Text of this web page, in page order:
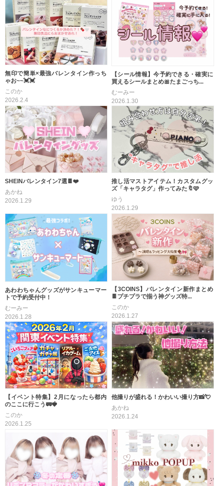
無印で簡単×最強バレンタイン作っち
ゃお~~💓💓
このか
2026.2.4
【シール情報】今予約できる・確実に
買えるシールまとめ🎀たまごっち...
むーみー
2026.1.30
SHEINバレンタイン7選🍫❤️
あかね
2026.1.29
推し活マストアイテム！カスタムグッ
ズ「キャラタグ」作ってみた🔖🩷
ゆう
2026.1.29
あわわちゃんグッズがサンキューマー
トで予約受付中！
むーみー
2026.1.28
【3COINS】バレンタイン新作まとめ
🍫プチプラで揃う神グッズ特...
このか
2026.1.27
【イベント特集】2月になったら都内
のここに行こう🚃🍓
このか
2026.1.25
他撮りが盛れる！かわいい撮り方📸💘
あかね
2026.1.24